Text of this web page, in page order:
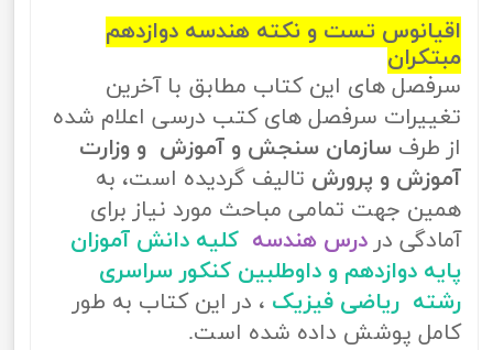
اقیانوس تست و نکته هندسه دوازدهم
مبتکران
سرفصل های این کتاب مطابق با آخرین
تغییرات سرفصل های کتب درسی اعلام شده
از طرف سازمان سنجش و آموزش و وزارت
آموزش و پرورش تالیف گردیده است، به
همین جهت تمامی مباحث مورد نیاز برای
آمادگی در درس هندسه کلیه دانش آموزان
پایه دوازدهم و داوطلبین کنکور سراسری
رشته ریاضی فیزیک ، در این کتاب به طور
کامل پوشش داده شده است.